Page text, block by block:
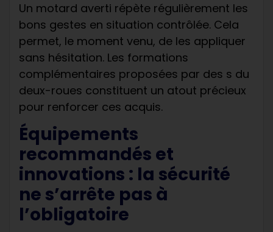
Un motard averti répète régulièrement les
bons gestes en situation contrôlée. Cela
permet, le moment venu, de les appliquer
sans hésitation. Les formations
complémentaires proposées par des s du
deux-roues constituent un atout précieux
pour renforcer ces acquis.
Équipements
recommandés et
innovations : la sécurité
ne s’arrête pas à
l’obligatoire